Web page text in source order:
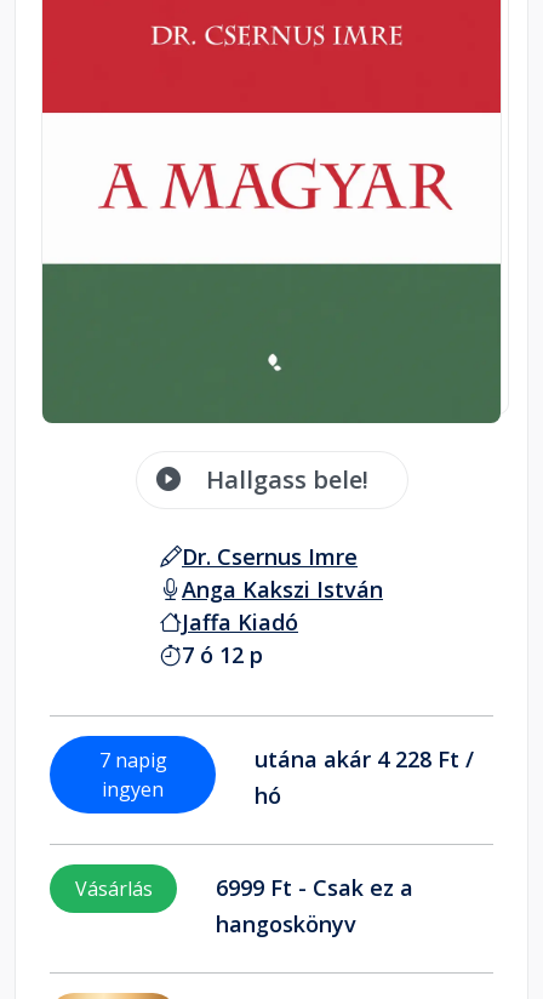
Hallgass bele!
Dr. Csernus Imre
Anga Kakszi István
Jaffa Kiadó
7 ó 12 p
7 napig
ingyen
utána akár 4 228 Ft /
hó
Vásárlás
6999 Ft - Csak ez a
hangoskönyv